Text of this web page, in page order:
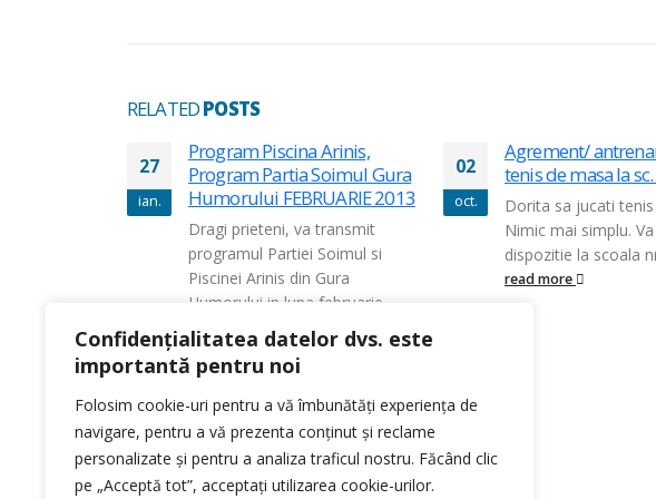
Confidențialitatea datelor dvs. este
importantă pentru noi
Folosim cookie-uri pentru a vă îmbunătăți experiența de
navigare, pentru a vă prezenta conținut și reclame
personalizate și pentru a analiza traficul nostru. Făcând clic
pe „Acceptă tot”, acceptați utilizarea cookie-urilor.
RELATEDPOSTS
27
ian.
Program Piscina Arinis,
Program Partia Soimul Gura
Humorului FEBRUARIE 2013
Dragi prieteni, va transmit
programul Partiei Soimul si
Piscinei Arinis din Gura
Humorului in luna februarie
2013.
PROGRAM ...
read more
02
oct.
Agrement/
tenis de masa la sc.
Dorita sa jucati
Nimic mai simplu.
dispozitie la scoala
read more